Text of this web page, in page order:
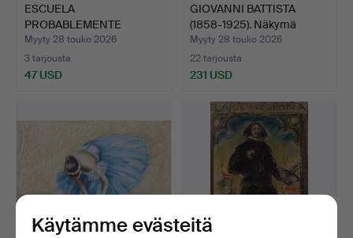
ESCUELA
PROBABLEMENTE
FRANCESA, DE PRINCIP…
Myyty 28 touko 2026
3 tarjousta
47 USD
GIOVANNI BATTISTA
(1858-1925). Näkymä
Napo…
Myyty 28 touko 2026
22 tarjousta
231 USD
Käytämme evästeitä